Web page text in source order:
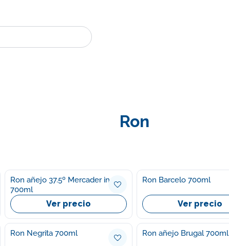
Ron
Ron añejo 37.5º Mercader indias
700ml
Ver precio
Ron Barcelo 700ml
Ver precio
Ron Negrita 700ml Ron añejo Brugal 700ml